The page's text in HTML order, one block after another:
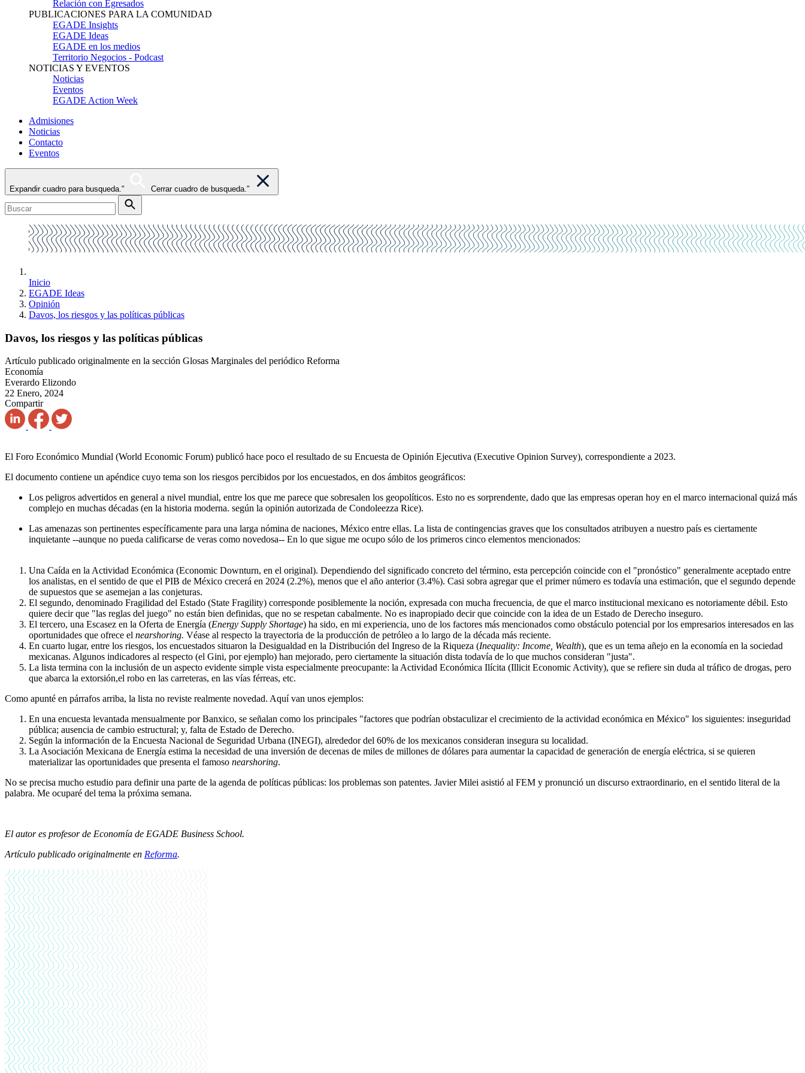
Relación con Egresados
PUBLICACIONES PARA LA COMUNIDAD
EGADE Insights
EGADE Ideas
EGADE en los medios
Territorio Negocios - Podcast
NOTICIAS Y EVENTOS
Noticias
Eventos
EGADE Action Week
Admisiones
Noticias
Contacto
Eventos
Expandir cuadro para busqueda." Cerrar cuadro de busqueda."
Inicio
EGADE Ideas
Opinión
Davos, los riesgos y las políticas públicas
Davos, los riesgos y las políticas públicas
Artículo publicado originalmente en la sección Glosas Marginales del periódico Reforma
Economía
Everardo Elizondo
22 Enero, 2024
Compartir
El Foro Económico Mundial (World Economic Forum) publicó hace poco el resultado de su Encuesta de Opinión Ejecutiva (Executive Opinion Survey), correspondiente a 2023.
El documento contiene un apéndice cuyo tema son los riesgos percibidos por los encuestados, en dos ámbitos geográficos:
Los peligros advertidos en general a nivel mundial, entre los que me parece que sobresalen los geopolíticos. Esto no es sorprendente, dado que las empresas operan hoy en el marco internacional quizá más
complejo en muchas décadas (en la historia moderna. según la opinión autorizada de Condoleezza Rice).
Las amenazas son pertinentes específicamente para una larga nómina de naciones, México entre ellas. La lista de contingencias graves que los consultados atribuyen a nuestro país es ciertamente
inquietante --aunque no pueda calificarse de veras como novedosa-- En lo que sigue me ocupo sólo de los primeros cinco elementos mencionados:
Una Caída en la Actividad Económica (Economic Downturn, en el original). Dependiendo del significado concreto del término, esta percepción coincide con el "pronóstico" generalmente aceptado entre
los analistas, en el sentido de que el PIB de México crecerá en 2024 (2.2%), menos que el año anterior (3.4%). Casi sobra agregar que el primer número es todavía una estimación, que el segundo depende
de supuestos que se asemejan a las conjeturas.
El segundo, denominado Fragilidad del Estado (State Fragility) corresponde posiblemente la noción, expresada con mucha frecuencia, de que el marco institucional mexicano es notoriamente débil. Esto
quiere decir que "las reglas del juego" no están bien definidas, que no se respetan cabalmente. No es inapropiado decir que coincide con la idea de un Estado de Derecho inseguro.
El tercero, una Escasez en la Oferta de Energía (Energy Supply Shortage) ha sido, en mi experiencia, uno de los factores más mencionados como obstáculo potencial por los empresarios interesados en las
oportunidades que ofrece el nearshoring. Véase al respecto la trayectoria de la producción de petróleo a lo largo de la década más reciente.
En cuarto lugar, entre los riesgos, los encuestados situaron la Desigualdad en la Distribución del Ingreso de la Riqueza (Inequality: Income, Wealth), que es un tema añejo en la economía en la sociedad
mexicanas. Algunos indicadores al respecto (el Gini, por ejemplo) han mejorado, pero ciertamente la situación dista todavía de lo que muchos consideran "justa".
La lista termina con la inclusión de un aspecto evidente simple vista especialmente preocupante: la Actividad Económica Ilícita (Illicit Economic Activity), que se refiere sin duda al tráfico de drogas, pero
que abarca la extorsión,el robo en las carreteras, en las vías férreas, etc.
Como apunté en párrafos arriba, la lista no reviste realmente novedad. Aquí van unos ejemplos:
En una encuesta levantada mensualmente por Banxico, se señalan como los principales "factores que podrían obstaculizar el crecimiento de la actividad económica en México" los siguientes: inseguridad
pública; ausencia de cambio estructural; y, falta de Estado de Derecho.
Según la información de la Encuesta Nacional de Seguridad Urbana (INEGI), alrededor del 60% de los mexicanos consideran insegura su localidad.
La Asociación Mexicana de Energía estima la necesidad de una inversión de decenas de miles de millones de dólares para aumentar la capacidad de generación de energía eléctrica, si se quieren
materializar las oportunidades que presenta el famoso nearshoring.
No se precisa mucho estudio para definir una parte de la agenda de políticas públicas: los problemas son patentes. Javier Milei asistió al FEM y pronunció un discurso extraordinario, en el sentido literal de la
palabra. Me ocuparé del tema la próxima semana.
El autor es profesor de Economía de EGADE Business School.
Artículo publicado originalmente en Reforma.